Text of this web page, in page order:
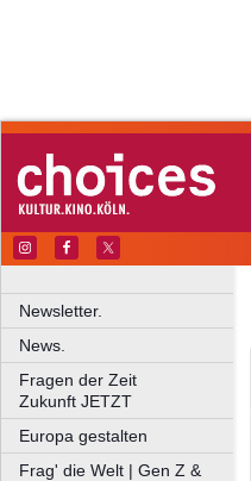
Newsletter.
News.
Fragen der Zeit
Zukunft JETZT
Europa gestalten
Frag' die Welt | Gen Z &